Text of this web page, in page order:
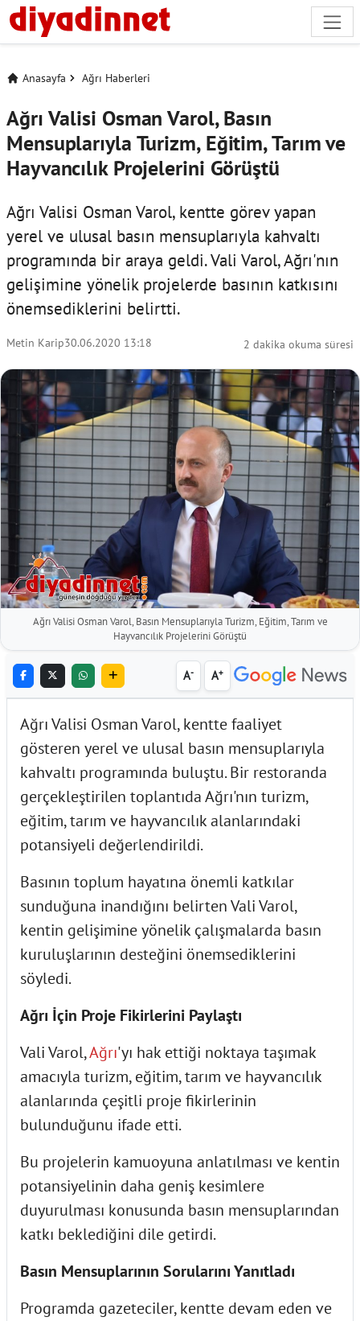
Anasayfa Ağrı Haberleri
Ağrı Valisi Osman Varol, Basın
Mensuplarıyla Turizm, Eğitim, Tarım ve
Hayvancılık Projelerini Görüştü
Ağrı Valisi Osman Varol, kentte görev yapan
yerel ve ulusal basın mensuplarıyla kahvaltı
programında bir araya geldi. Vali Varol, Ağrı'nın
gelişimine yönelik projelerde basının katkısını
önemsediklerini belirtti.
Metin Karip30.06.2020 13:18 2 dakika okuma süresi
Ağrı Valisi Osman Varol, Basın Mensuplarıyla Turizm, Eğitim, Tarım ve
Hayvancılık Projelerini Görüştü
A- A+
Ağrı Valisi Osman Varol, kentte faaliyet
gösteren yerel ve ulusal basın mensuplarıyla
kahvaltı programında buluştu. Bir restoranda
gerçekleştirilen toplantıda Ağrı'nın turizm,
eğitim, tarım ve hayvancılık alanlarındaki
potansiyeli değerlendirildi.
Basının toplum hayatına önemli katkılar
sunduğuna inandığını belirten Vali Varol,
kentin gelişimine yönelik çalışmalarda basın
kuruluşlarının desteğini önemsediklerini
söyledi.
Ağrı İçin Proje Fikirlerini Paylaştı
Vali Varol,Ağrı'yı hak ettiği noktaya taşımak
amacıyla turizm, eğitim, tarım ve hayvancılık
alanlarında çeşitli proje fikirlerinin
bulunduğunu ifade etti.
Bu projelerin kamuoyuna anlatılması ve kentin
potansiyelinin daha geniş kesimlere
duyurulması konusunda basın mensuplarından
katkı beklediğini dile getirdi.
Basın Mensuplarının Sorularını Yanıtladı
Programda gazeteciler, kentte devam eden ve